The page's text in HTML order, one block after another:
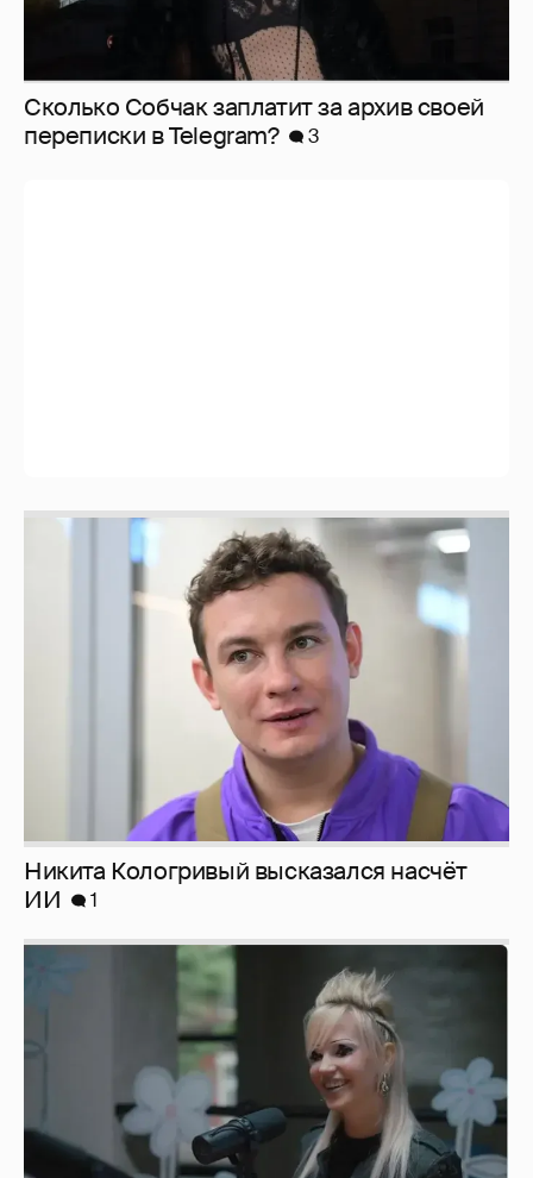
Сколько Собчак заплатит за архив своей
перeписки в Telegram?
3
Никита Кологривый высказался насчёт
Певица Глюкоза рассказала о съёмках для
эротического журнала
3